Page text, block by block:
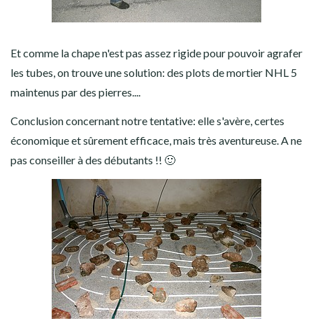
Et comme la chape n'est pas assez rigide pour pouvoir agrafer
les tubes, on trouve une solution: des plots de mortier NHL 5
maintenus par des pierres....
Conclusion concernant notre tentative: elle s'avère, certes
économique et sûrement efficace, mais très aventureuse. A ne
pas conseiller à des débutants !! 🙂